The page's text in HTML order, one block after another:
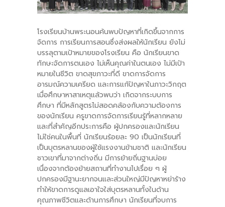
ติดต่อเรา
โรงเรียนบ้านพระนอนค้นพบปัญหาที่เกิดขึ้นจากการ
จัดการ การเรียนการสอนซึ่งส่งผลให้นักเรียน ยังไม่
บรรลุตามเป้าหมายของโรงเรียน คือ นักเรียนขาด
ทักษะจัดการตนเอง ไม่เห็นคุณค่าในตนเอง ไม่มีเป้า
หมายในชีวิต ขาดสุขภาวะที่ดี ขาดการจัดการ
อารมณ์ความเครียด และการแก้ปัญหาในภาวะวิกฤต
เมื่อศึกษาหาสาเหตุแล้วพบว่า เกิดจากระบบการ
ศึกษา ที่มีหลักสูตรไม่สอดคล้องกับความต้องการ
ของนักเรียน ครูขาดการจัดการเรียนรู้ที่หลากหลาย
และที่สำคัญอีกประการคือ ผู้ปกครองและนักเรียน
ไม่ใช่คนในพื้นที่ นักเรียนร้อยละ 90 เป็นนักเรียนที่
เป็นบุตรหลานของผู้ใช้แรงงานข้ามชาติ และนักเรียน
ชาวเขาที่มาจากต่างถิ่น มีการย้ายถิ่นฐานบ่อย
เนื่องจากต้องย้ายสถานที่ทำงานไปเรื่อย ๆ ผู้
ปกครองมีฐานะยากจนและส่วนใหญ่มีปัญหาหย่าร้าง
ทำให้ขาดการดูแลเอาใจใส่บุตรหลานทั้งในด้าน
คุณภาพชีวิตและด้านการศึกษา นักเรียนที่จบการ